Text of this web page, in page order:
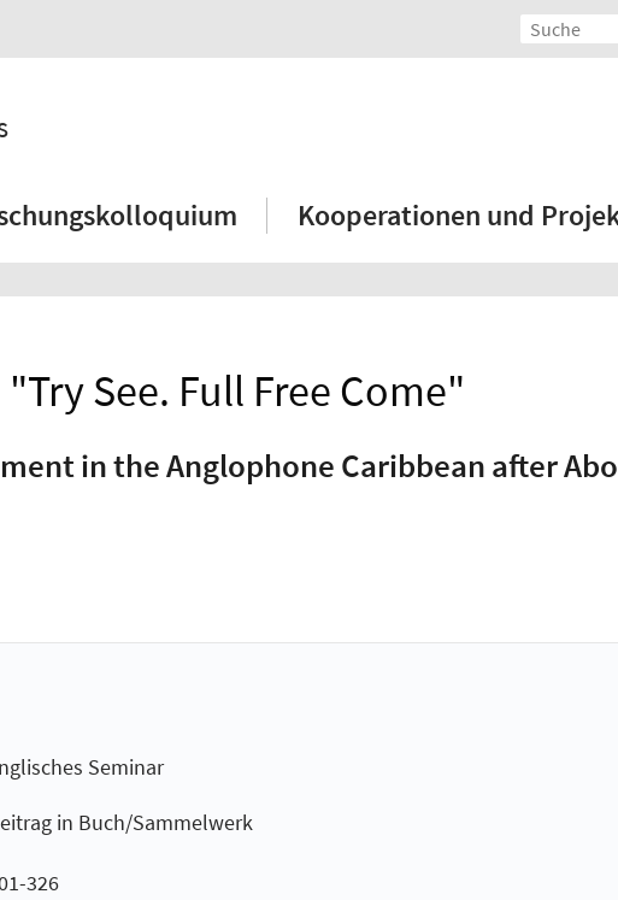
Kooperationen und
"Try See. Full Free Come"
in the Anglophone Caribbean after
Seminar
in Buch/Sammelwerk
326